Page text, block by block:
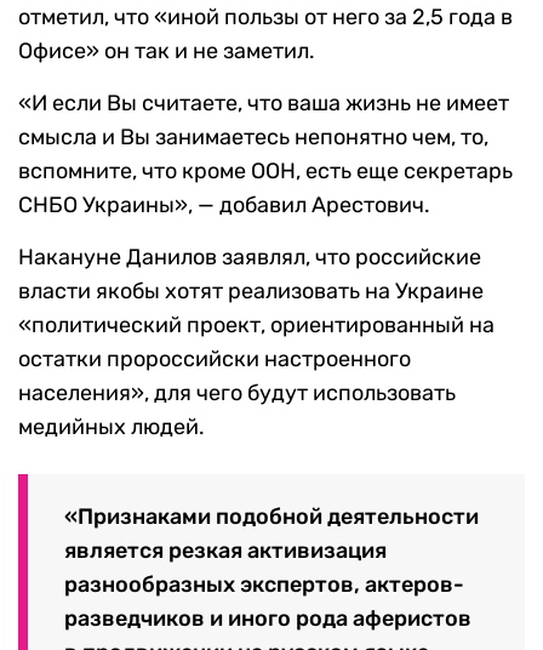
отметил, что «иной пользы от него за 2,5 года в
Офисе» он так и не заметил.
«И если Вы считаете, что ваша жизнь не имеет
смысла и Вы занимаетесь непонятно чем, то,
вспомните, что кроме ООН, есть еще секретарь
СНБО Украины», — добавил Арестович.
Накануне Данилов заявлял, что российские
власти якобы хотят реализовать на Украине
«политический проект, ориентированный на
остатки пророссийски настроенного
населения», для чего будут использовать
медийных людей.
«Признаками подобной деятельности
является резкая активизация
разнообразных экспертов, актеров-
разведчиков и иного рода аферистов